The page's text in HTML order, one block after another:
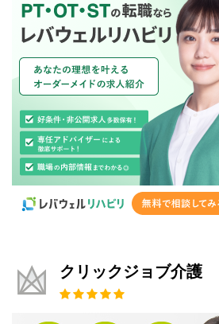
クリックジョブ介護